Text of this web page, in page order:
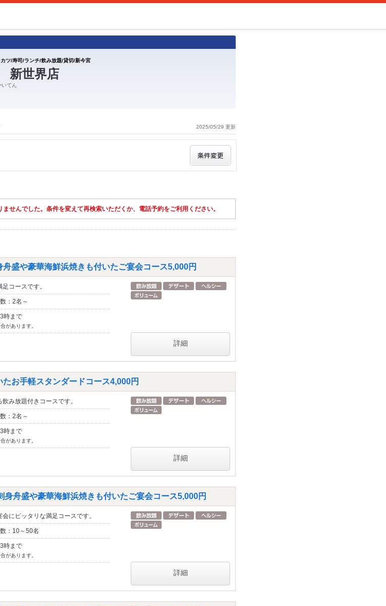
ツ/寿司/ランチ/飲み放題/貸切/新今宮
新世界店
てん
2025/05/29 更新
せんでした。条件を変えて再検索いただくか、電話予約をご利用ください。
盛や豪華海鮮浜焼きも付いたご宴会コース5,000円
コースです。
：2名～
時まで
があります。
詳細
お手軽スタンダードコース4,000円
み放題付きコースです。
：2名～
時まで
があります。
詳細
身舟盛や豪華海鮮浜焼きも付いたご宴会コース5,000円
にピッタリな満足コースです。
：10～50名
時まで
があります。
詳細